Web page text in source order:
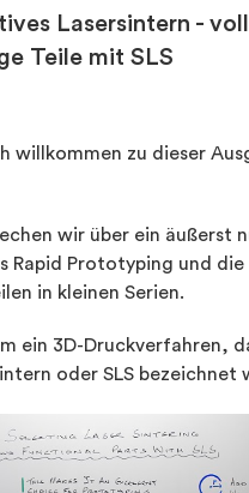
Lasersintern - voll
Teile mit SLS
willkommen zu dieser
wir über ein äußerst
Rapid Prototyping und die
in kleinen Serien.
ein 3D-Druckverfahren,
oder SLS bezeichnet